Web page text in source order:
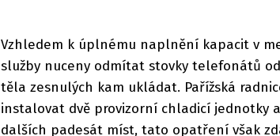
Vzhledem k úplnému naplnění kapacit v
služby nuceny odmítat stovky telefonátů
těla zesnulých kam ukládat. Pařížská
instalovat dvě provizorní chladicí jednotky
dalších padesát míst, tato opatření však